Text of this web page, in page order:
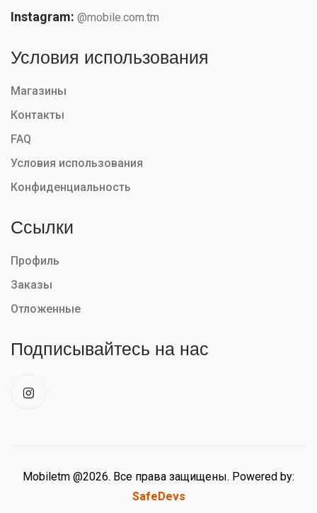
Instagram: @mobile.com.tm
Условия использования
Магазины
Контакты
FAQ
Условия использования
Конфиденциальность
Ссылки
Профиль
Заказы
Отложенные
Подписывайтесь на нас
Mobiletm @2026. Все права защищены. Powered by:
SafeDevs